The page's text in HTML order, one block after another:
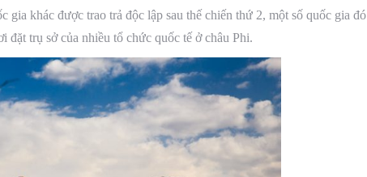
gia khác được trao trả độc lập sau thế chiến thứ 2, một số quốc gia đó
đặt trụ sở của nhiều tổ chức quốc tế ở châu Phi.